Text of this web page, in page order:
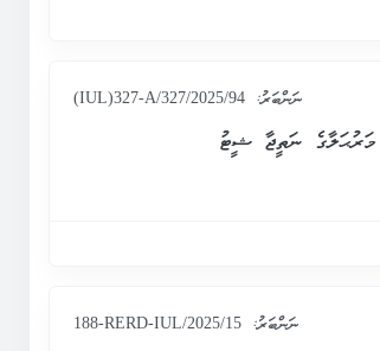
ނަންބަރު: (IUL)327-A/327/2025/94
ނަތީޖާ ޝީޓު
ނަންބަރު: 188-RERD-IUL/2025/15